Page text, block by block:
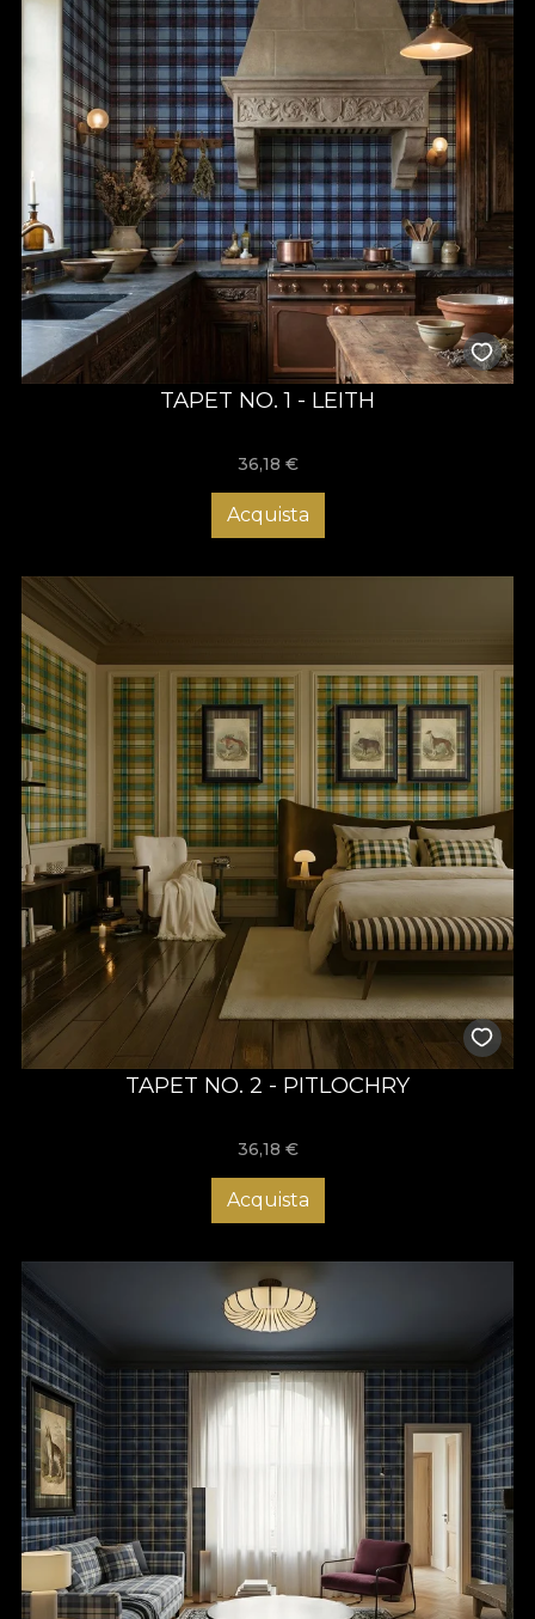
TAPET NO. 1 - LEITH
36,18 €
Acquista
TAPET NO. 2 - PITLOCHRY
36,18 €
Acquista